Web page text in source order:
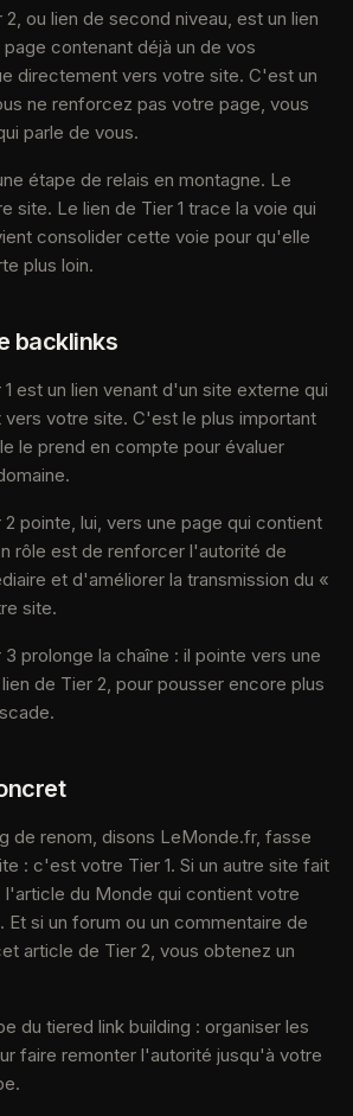
ou lien de second niveau, est un lien
contenant déjà un de vos
directement vers votre site. C'est un
ne renforcez pas votre page, vous
parle de vous.
étape de relais en montagne. Le
site. Le lien de Tier 1 trace la voie qui
consolider cette voie pour qu'elle
plus loin.
backlinks
est un lien venant d'un site externe qui
votre site. C'est le plus important
le prend en compte pour évaluer
pointe, lui, vers une page qui contient
rôle est de renforcer l'autorité de
et d'améliorer la transmission du «
site.
prolonge la chaîne : il pointe vers une
de Tier 2, pour pousser encore plus
de renom, disons LeMonde.fr, fasse
: c'est votre Tier 1. Si un autre site fait
l'article du Monde qui contient votre
Et si un forum ou un commentaire de
article de Tier 2, vous obtenez un
du tiered link building : organiser les
faire remonter l'autorité jusqu'à votre